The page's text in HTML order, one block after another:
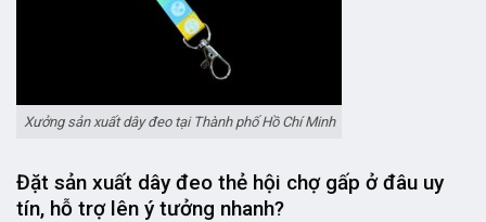
Xưởng sản xuất dây đeo tại Thành phố Hồ Chí Minh
Đặt sản xuất dây đeo thẻ hội chợ gấp ở đâu uy
tín, hỗ trợ lên ý tưởng nhanh?